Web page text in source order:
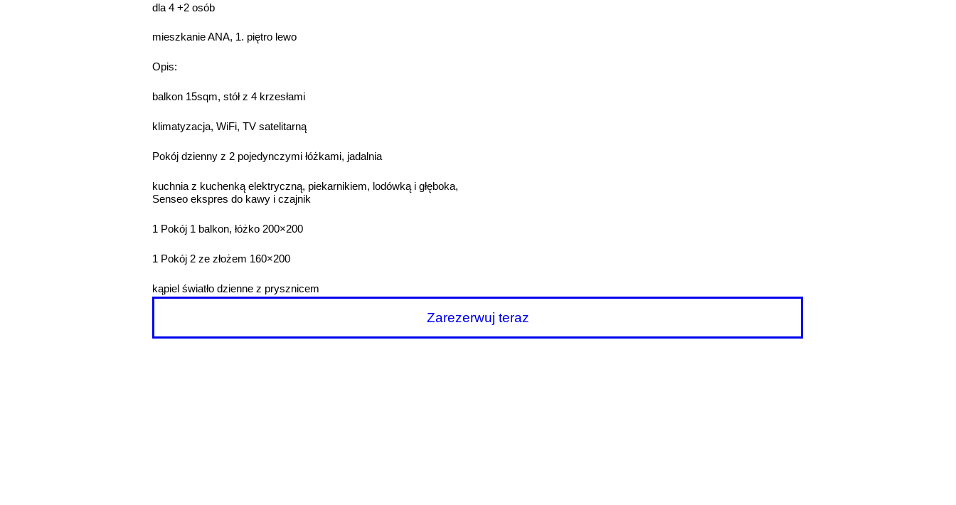
dla 4 +2 osób
mieszkanie ANA, 1. piętro lewo
Opis:
balkon 15sqm, stół z 4 krzesłami
klimatyzacja, WiFi, TV satelitarną
Pokój dzienny z 2 pojedynczymi łóżkami, jadalnia
kuchnia z kuchenką elektryczną, piekarnikiem, lodówką i głęboka,
Senseo ekspres do kawy i czajnik
1 Pokój 1 balkon, łóżko 200×200
1 Pokój 2 ze złożem 160×200
kąpiel światło dzienne z prysznicem
Zarezerwuj teraz